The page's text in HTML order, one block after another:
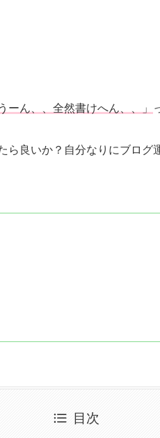
うーん、、全然書けへん、、」
良いか？自分なりにブログ
目次